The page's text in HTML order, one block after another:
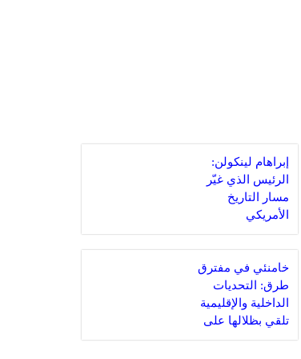
إبراهام لينكولن:
الرئيس الذي غيّر
مسار التاريخ
الأمريكي
خامنئي في مفترق
طرق: التحديات
الداخلية والإقليمية
تلقي بظلالها على
المرشد الإيراني